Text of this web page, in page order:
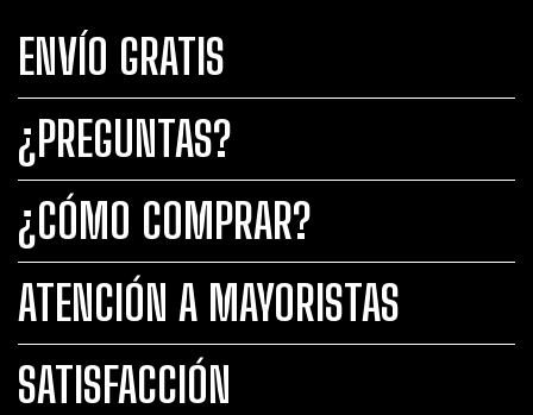
ENVÍO GRATIS
¿PREGUNTAS?
¿CÓMO COMPRAR?
ATENCIÓN A MAYORISTAS
SATISFACCIÓN